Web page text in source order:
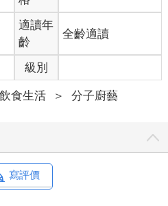
科學方法。他堅信科學家有義務
覺，所有的發現要奠基在直接的
」（positivism）這種哲學原則。
學渴望發掘的關於現實之真相的
些信念落實到可以防止科學上的
頭。這次的失敗和味覺的性質有
知覺》（Sensation and
Psychology）至今仍被
告，這份調查還追溯至十七世紀
適讀年
齡
全齡適讀
級別
飲食生活 ＞ 分子廚藝
寫評價